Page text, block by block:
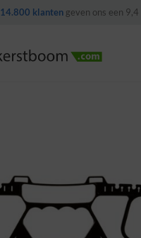
klantengeven ons een 9,4